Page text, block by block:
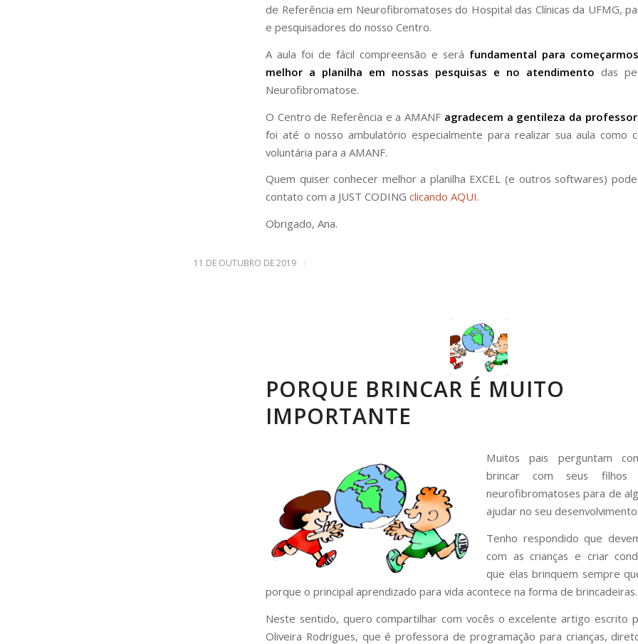
de Referência em Neurofibromatoses do Hospital das Clínicas da UFMG,
e pesquisadores do nosso Centro.
A aula foi de fácil compreensão e será fundamental para
melhor a planilha em nossas pesquisas e no atendimento das
Neurofibromatose.
O Centro de Referência e a AMANF agradecem a gentileza da
foi até o nosso ambulatório especialmente para realizar sua aula como
voluntária para a AMANF.
Quem quiser conhecer melhor a planilha EXCEL (e outros softwares)
contato com a JUST CODING clicando AQUI.
Obrigado, Ana.
11 DE OUTUBRO DE 2019 /
PORQUE BRINCAR É MUITO
IMPORTANTE
Muitos pais perguntam
brincar com seus filhos
neurofibromatoses para de
ajudar no seu desenvolvimento.
Tenho respondido que
com as crianças e criar
que elas brinquem sempre
porque o principal aprendizado para vida acontece na forma de brincadeiras.
Neste sentido, quero compartilhar com vocês o excelente artigo escrito
Oliveira Rodrigues, que é professora de programação para crianças,